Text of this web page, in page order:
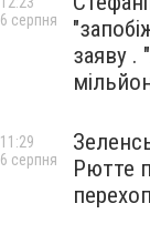
заяву .
6 серпня
Рютте
11:29
6 серпня